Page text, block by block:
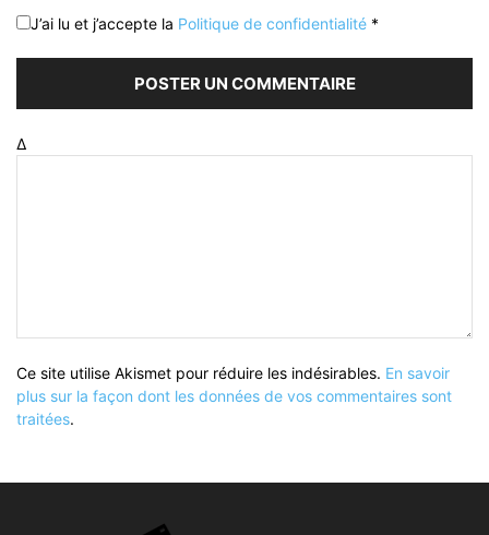
J’ai lu et j’accepte la Politique de confidentialité *
Δ
Ce site utilise Akismet pour réduire les indésirables. En savoir
plus sur la façon dont les données de vos commentaires sont
traitées.